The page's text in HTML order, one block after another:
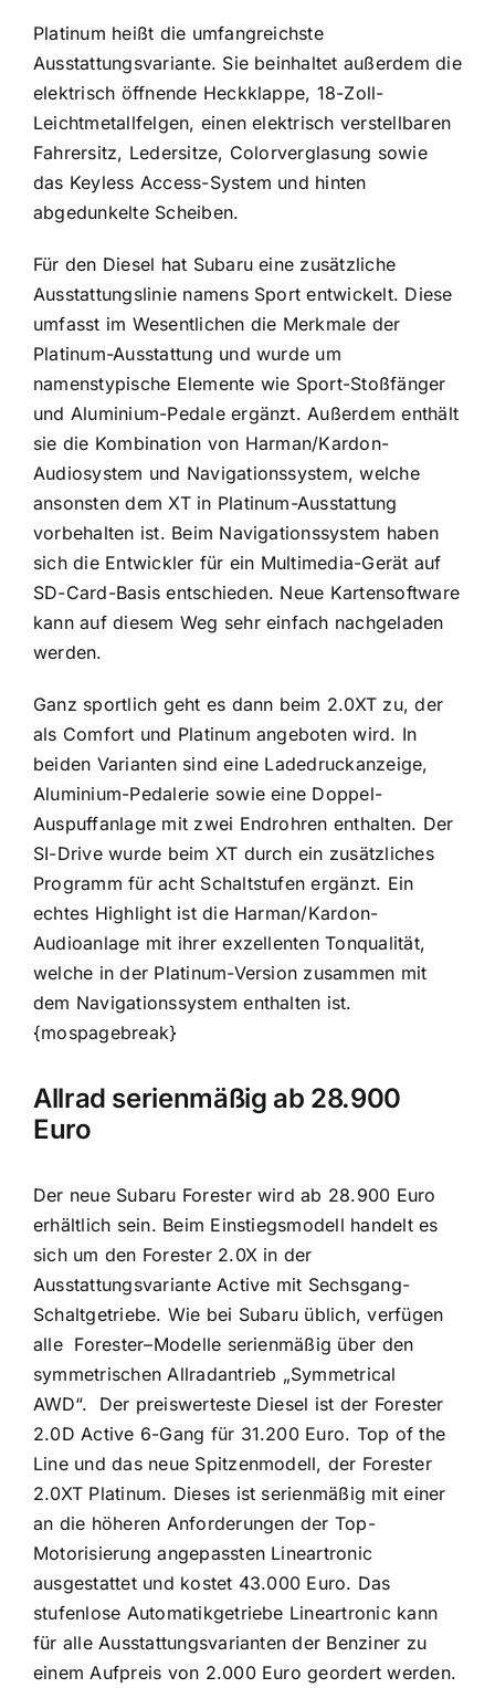
Platinum heißt die umfangreichste
Ausstattungsvariante. Sie beinhaltet außerdem die
elektrisch öffnende Heckklappe, 18-Zoll-
Leichtmetallfelgen, einen elektrisch verstellbaren
Fahrersitz, Ledersitze, Colorverglasung sowie
das Keyless Access-System und hinten
abgedunkelte Scheiben.
Für den Diesel hat Subaru eine zusätzliche
Ausstattungslinie namens Sport entwickelt. Diese
umfasst im Wesentlichen die Merkmale der
Platinum-Ausstattung und wurde um
namenstypische Elemente wie Sport-Stoßfänger
und Aluminium-Pedale ergänzt. Außerdem enthält
sie die Kombination von Harman/Kardon-
Audiosystem und Navigationssystem, welche
ansonsten dem XT in Platinum-Ausstattung
vorbehalten ist. Beim Navigationssystem haben
sich die Entwickler für ein Multimedia-Gerät auf
SD-Card-Basis entschieden. Neue Kartensoftware
kann auf diesem Weg sehr einfach nachgeladen
werden.
Ganz sportlich geht es dann beim 2.0XT zu, der
als Comfort und Platinum angeboten wird. In
beiden Varianten sind eine Ladedruckanzeige,
Aluminium-Pedalerie sowie eine Doppel-
Auspuffanlage mit zwei Endrohren enthalten. Der
SI-Drive wurde beim XT durch ein zusätzliches
Programm für acht Schaltstufen ergänzt. Ein
echtes Highlight ist die Harman/Kardon-
Audioanlage mit ihrer exzellenten Tonqualität,
welche in der Platinum-Version zusammen mit
dem Navigationssystem enthalten ist.
{mospagebreak}
Allrad serienmäßig ab 28.900
Euro
Der neue Subaru Forester wird ab 28.900 Euro
erhältlich sein. Beim Einstiegsmodell handelt es
sich um den Forester 2.0X in der
Ausstattungsvariante Active mit Sechsgang-
Schaltgetriebe. Wie bei Subaru üblich, verfügen
alle Forester–Modelle serienmäßig über den
symmetrischen Allradantrieb „Symmetrical
AWD“.
Der preiswerteste Diesel ist der Forester
2.0D Active 6-Gang für 31.200 Euro. Top of the
Line und das neue Spitzenmodell, der Forester
2.0XT Platinum. Dieses ist serienmäßig mit einer
an die höheren Anforderungen der Top-
Motorisierung angepassten Lineartronic
ausgestattet und kostet 43.000 Euro. Das
stufenlose Automatikgetriebe Lineartronic kann
für alle Ausstattungsvarianten der Benziner zu
einem Aufpreis von 2.000 Euro geordert werden.